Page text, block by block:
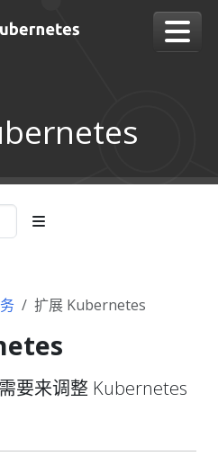
扩展 Kubernetes
要来调整 Kubernetes